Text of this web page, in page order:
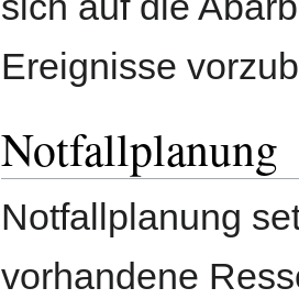
Ereignisse
Notfallplanung
Notfallplanung
vorhandene